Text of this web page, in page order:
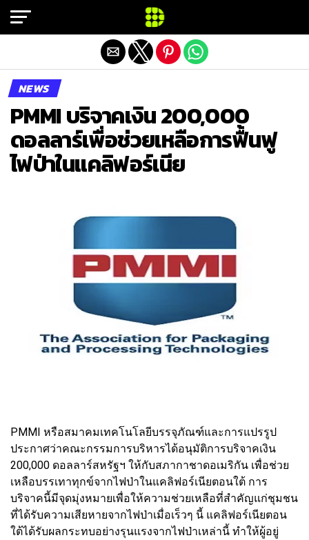
NEWS
PMMI บริจาคเงิน 200,000
ดอลลาร์เพื่อช่วยเหลือการฟื้นฟู
ไฟป่าในแคลิฟอร์เนีย
PMMI หรือสมาคมเทคโนโลยีบรรจุภัณฑ์และการแปรรูป
ประกาศว่าคณะกรรมการบริหารได้อนุมัติการบริจาคเงิน
200,000 ดอลลาร์สหรัฐฯ ให้กับสภากาชาดอเมริกัน เพื่อช่วย
เหลือบรรเทาทุกข์จากไฟป่าในแคลิฟอร์เนียตอนใต้ การ
บริจาคนี้มีจุดมุ่งหมายเพื่อให้ความช่วยเหลือที่สำคัญแก่ชุมชน
ที่ได้รับความเสียหายจากไฟป่าเมื่อเร็วๆ นี้ แคลิฟอร์เนียตอน
ใต้ได้รับผลกระทบอย่างรุนแรงจากไฟป่าเหล่านี้ ทำให้ผู้อยู่
Exit mobile version